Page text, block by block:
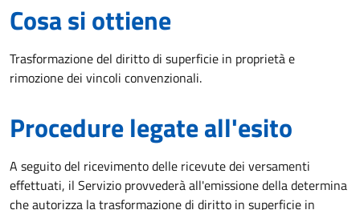
Cosa si ottiene
Trasformazione del diritto di superficie in proprietà e
rimozione dei vincoli convenzionali.
Procedure legate all'esito
A seguito del ricevimento delle ricevute dei versamenti
effettuati, il Servizio provvederà all'emissione della determina
che autorizza la trasformazione di diritto in superficie in